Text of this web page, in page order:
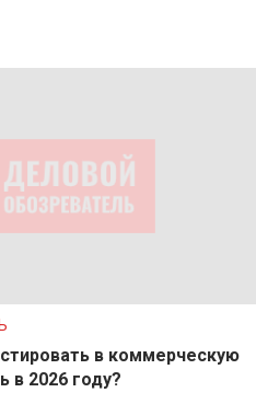
в коммерческую
в 2026 году?